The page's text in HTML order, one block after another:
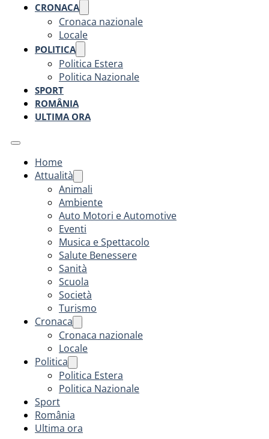
CRONACA
Cronaca nazionale
Locale
POLITICA
Politica Estera
Politica Nazionale
SPORT
ROMÂNIA
ULTIMA ORA
Home
Attualità
Animali
Ambiente
Auto Motori e Automotive
Eventi
Musica e Spettacolo
Salute Benessere
Sanità
Scuola
Società
Turismo
Cronaca
Cronaca nazionale
Locale
Politica
Politica Estera
Politica Nazionale
Sport
România
Ultima ora